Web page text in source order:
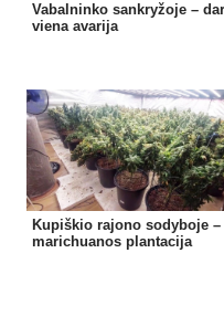
Vabalninko sankryžoje – dar
viena avarija
Kupiškio rajono sodyboje –
marichuanos plantacija